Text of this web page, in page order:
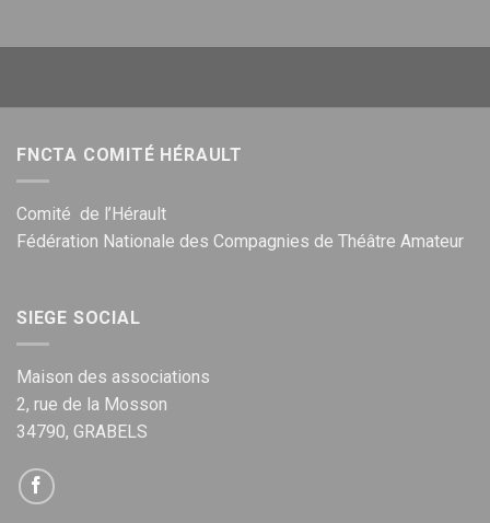
FNCTA COMITÉ HÉRAULT
Comité de l’Hérault
Fédération Nationale des Compagnies de Théâtre Amateur
SIEGE SOCIAL
Maison des associations
2, rue de la Mosson
34790, GRABELS